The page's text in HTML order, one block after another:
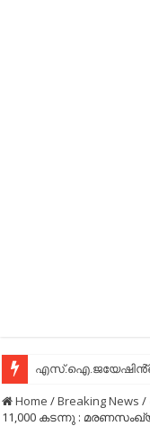
Home /Breaking News /
11,000 കടന്നു :